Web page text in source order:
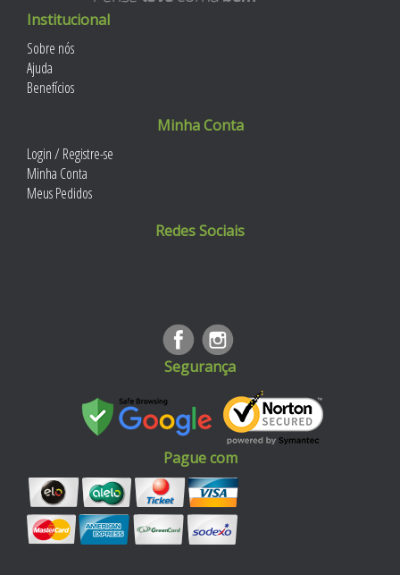
Institucional
Sobre nós
Ajuda
Benefícios
Minha Conta
Login / Registre-se
Minha Conta
Meus Pedidos
Redes Sociais
Segurança
Pague com